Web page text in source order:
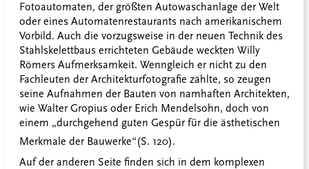
Fotoautomaten, der größten Autowaschanlage der Welt
oder eines Automatenrestaurants nach amerikanischem
Vorbild. Auch die vorzugsweise in der neuen Technik des
Stahlskelettbaus errichteten Gebäude weckten Willy
Römers Aufmerksamkeit. Wenngleich er nicht zu den
Fachleuten der Architekturfotografie zählte, so zeugen
seine Aufnahmen der Bauten von namhaften Architekten,
wie Walter Gropius oder Erich Mendelsohn, doch von
einem „durchgehend guten Gespür für die ästhetischen
Merkmale der Bauwerke“(S. 120).
Auf der anderen Seite finden sich in dem komplexen